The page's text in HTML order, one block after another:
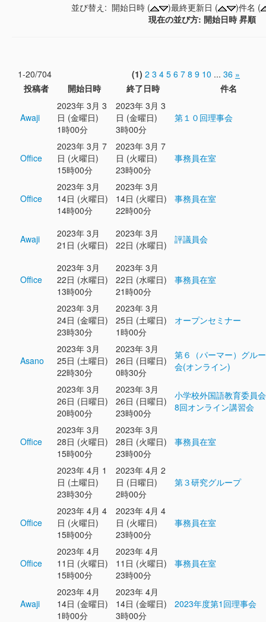
並び替え: 開始日時 ( )最終更新日 (
)件名 (
現在の並び方: 開始日時 昇順
1-20/704 (1) 2 3 4 5 6 7 8 9 10 ... 36 »
投稿者
開始日時 終了日時 件名
Awaji
2023年 3月 3
日 (金曜日)
1時00分
2023年 3月 3
日 (金曜日)
3時00分
第１０回理事会
Office
2023年 3月 7
日 (火曜日)
15時00分
2023年 3月 7
日 (火曜日)
23時00分
事務員在室
Office
2023年 3月
14日 (火曜日)
14時00分
2023年 3月
14日 (火曜日)
22時00分
事務員在室
Awaji
2023年 3月
21日 (火曜日)
2023年 3月
22日 (水曜日)
評議員会
Office
2023年 3月
22日 (水曜日)
13時00分
2023年 3月
22日 (水曜日)
21時00分
事務員在室
2023年 3月
24日 (金曜日)
23時30分
2023年 3月
25日 (土曜日)
1時00分
オープンセミナー
Asano
2023年 3月
25日 (土曜日)
22時30分
2023年 3月
26日 (日曜日)
0時30分
第６（パーマー）グル
会(オンライン)
2023年 3月
26日 (日曜日)
20時00分
2023年 3月
26日 (日曜日)
23時00分
小学校外国語教育委員
8回オンライン講習会
Office
2023年 3月
28日 (火曜日)
15時00分
2023年 3月
28日 (火曜日)
23時00分
事務員在室
2023年 4月 1
日 (土曜日)
23時30分
2023年 4月 2
日 (日曜日)
2時00分
第３研究グループ
Office
2023年 4月 4
日 (火曜日)
15時00分
2023年 4月 4
日 (火曜日)
23時00分
事務員在室
Office
2023年 4月
11日 (火曜日)
15時00分
2023年 4月
11日 (火曜日)
23時00分
事務員在室
Awaji
2023年 4月
14日 (金曜日)
1時00分
2023年 4月
14日 (金曜日)
3時00分
2023年度第1回理事会